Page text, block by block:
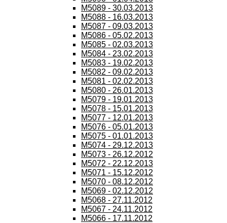
M5089 - 30.03.2013
M5088 - 16.03.2013
M5087 - 09.03.2013
M5086 - 05.02.2013
M5085 - 02.03.2013
M5084 - 23.02.2013
M5083 - 19.02.2013
M5082 - 09.02.2013
M5081 - 02.02.2013
M5080 - 26.01.2013
M5079 - 19.01.2013
M5078 - 15.01.2013
M5077 - 12.01.2013
M5076 - 05.01.2013
M5075 - 01.01.2013
M5074 - 29.12.2013
M5073 - 26.12.2012
M5072 - 22.12.2013
M5071 - 15.12.2012
M5070 - 08.12.2012
M5069 - 02.12.2012
M5068 - 27.11.2012
M5067 - 24.11.2012
M5066 - 17.11.2012